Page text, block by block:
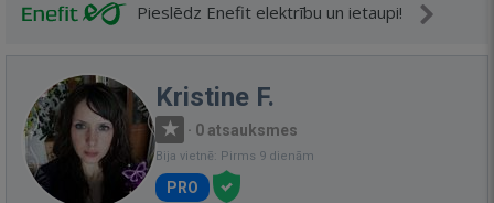
Pieslēdz Enefit elektrību un ietaupi!
Kristine F.
· 0 atsauksmes
Bija vietnē: Pirms 9 dienām
PRO